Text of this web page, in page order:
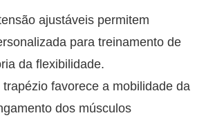
ajustáveis permitem
para treinamento de
da flexibilidade.
favorece a mobilidade da
dos músculos